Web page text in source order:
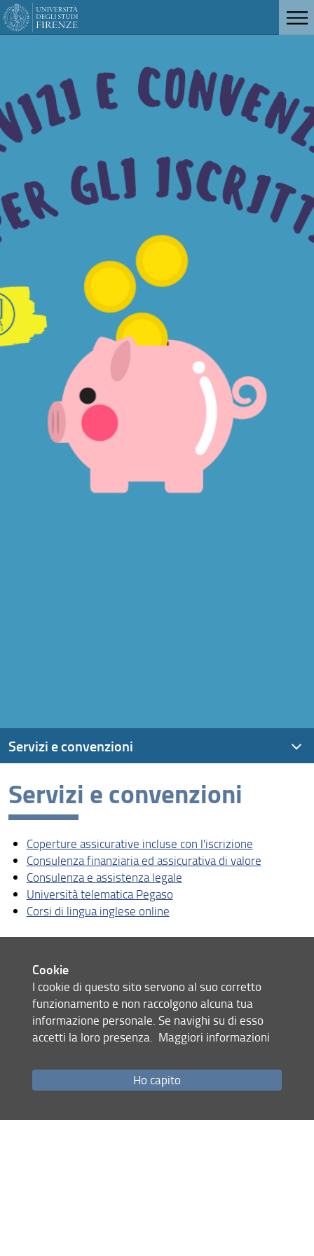
Servizi e convenzioni
Coperture assicurative incluse con l'iscrizione
Consulenza finanziaria ed assicurativa di valore
Consulenza e assistenza legale
Università telematica Pegaso
Corsi di lingua inglese online
Servizi e convenzioni
Coperture assicurative incluse con l'iscrizione
Consulenza finanziaria ed assicurativa di valore
Consulenza e assistenza legale
Università telematica Pegaso
Corsi di lingua inglese online
Mappa del sito
Privacy
Accessibilità e usabilità
Cookie
I cookie di questo sito servono al suo corretto
funzionamento e non raccolgono alcuna tua
informazione personale. Se navighi su di esso
accetti la loro presenza. Maggiori informazioni
Ho capito